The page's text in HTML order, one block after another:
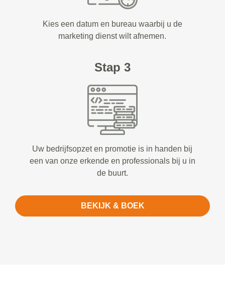
Kies een datum en bureau waarbij u de
marketing dienst wilt afnemen.
Stap 3
Uw bedrijfsopzet en promotie is in handen bij
een van onze erkende en professionals bij u in
de buurt.
BEKIJK & BOEK